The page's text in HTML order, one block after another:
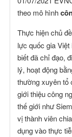
theo mô hình
Thực hiện chủ
lực quốc gia
biết đã chỉ đạo,
lý, hoạt động
thường xuyên tổ
giới thiệu công
thế giới như
vị thành viên
dụng vào thực